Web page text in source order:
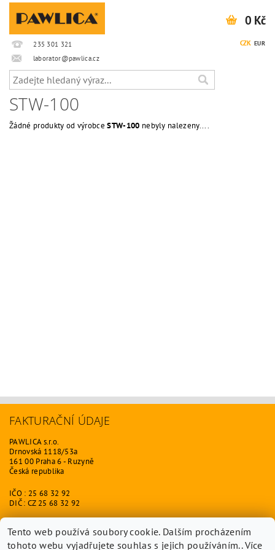
235 301 321
laborator@pawlica.cz
CZK EUR
0 Kč
STW-100
Žádné produkty od výrobceSTW-100 nebyly nalezeny....
FAKTURAČNÍ ÚDAJE
PAWLICA s.r.o.
Drnovská 1118/53a
161 00 Praha 6 - Ruzyně
Česká republika
IČO : 25 68 32 92
DIČ : CZ 25 68 32 92
ODKAZY
Tento web používá soubory cookie. Dalším procházením
tohoto webu vyjadřujete souhlas s jejich používáním.. Více